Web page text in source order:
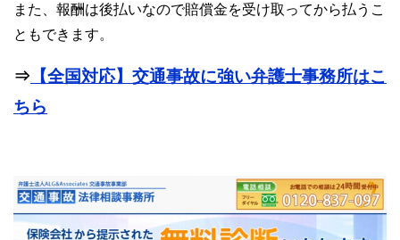
また、報酬は後払いなので賠償金を受け取ってから払うこ
ともできます。
⇒ 【全国対応】交通事故に強い弁護士事務所はこ
ちら